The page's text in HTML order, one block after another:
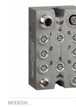
MODICON TM7 IP67 MODULARNI I/O SISTEM